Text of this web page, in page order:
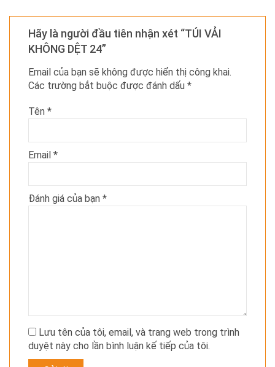
Hãy là người đầu tiên nhận xét “TÚI VẢI
KHÔNG DỆT 24”
Email của bạn sẽ không được hiển thị công khai.
Các trường bắt buộc được đánh dấu *
Tên *
Email *
Đánh giá của bạn *
Lưu tên của tôi, email, và trang web trong trình
duyệt này cho lần bình luận kế tiếp của tôi.